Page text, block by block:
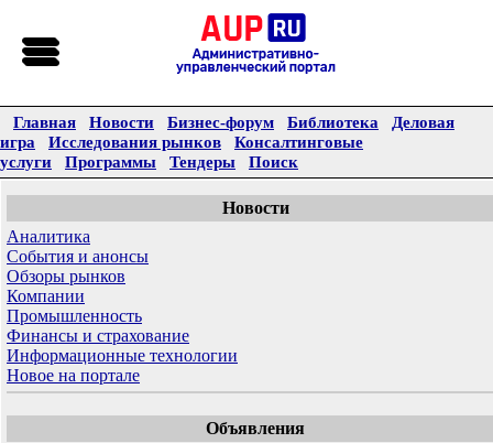
Главная Новости Бизнес-форум Библиотека
Деловая
игра
Исследования рынков
Консалтинговые
услуги
Программы Тендеры Поиск
Новости
Аналитика
События и анонсы
Обзоры рынков
Компании
Промышленность
Финансы и страхование
Информационные технологии
Новое на портале
Объявления